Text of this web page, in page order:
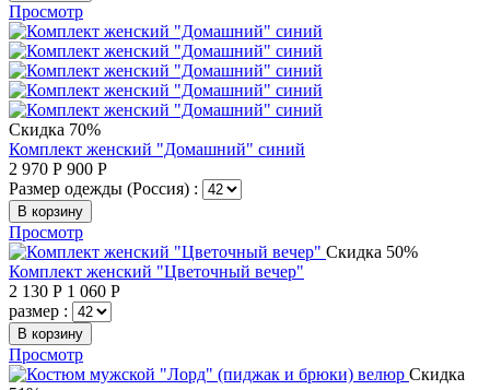
Просмотр
Скидка 70%
Комплект женский "Домашний" синий
2 970 Р 900 Р
Размер одежды (Россия) :
В корзину
Просмотр
Скидка 50%
Комплект женский "Цветочный вечер"
2 130 Р 1 060 Р
размер :
В корзину
Просмотр
Скидка